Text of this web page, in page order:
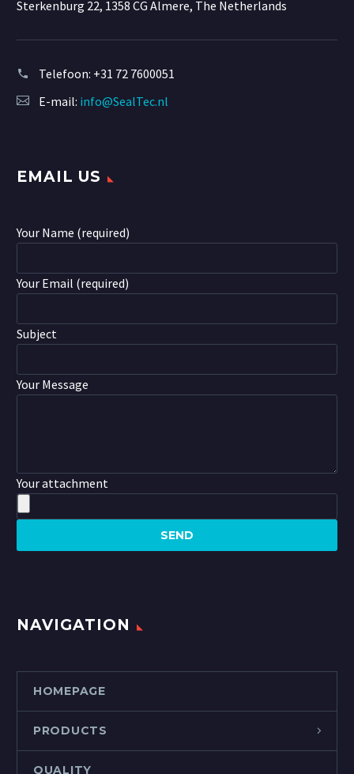
Sterkenburg 22, 1358 CG Almere, The Netherlands
Telefoon: +31 72 7600051
E-mail: info@SealTec.nl
EMAIL US
Your Name (required)
Your Email (required)
Subject
Your Message
Your attachment
NAVIGATION
HOMEPAGE
PRODUCTS
QUALITY